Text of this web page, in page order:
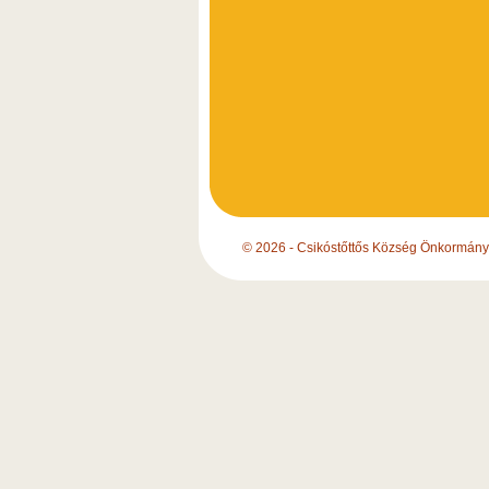
© 2026 - Csikóstőttős Község